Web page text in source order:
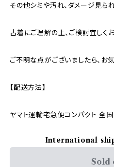
その他シミや汚れ、ダメージ見られ
古着にご理解の上、ご検討宜しく
ご不明な点がございましたら、お
【配送方法】
ヤマト運輸宅急便コンパクト 全
International
Sold